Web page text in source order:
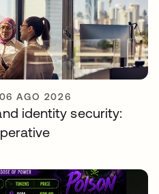
06 AGO 2026
identity security: